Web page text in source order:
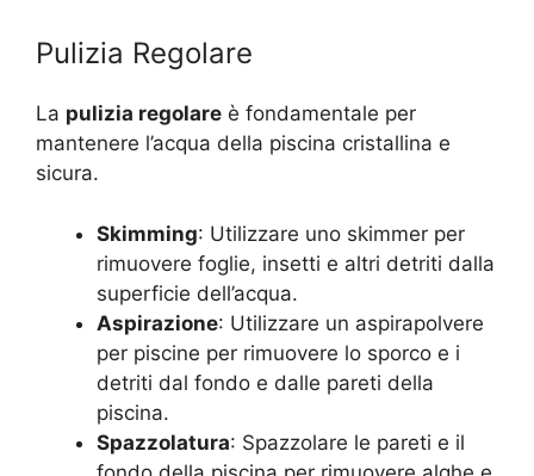
Pulizia Regolare
La pulizia regolare è fondamentale per
mantenere l’acqua della piscina cristallina e
sicura.
Skimming: Utilizzare uno skimmer per
rimuovere foglie, insetti e altri detriti dalla
superficie dell’acqua.
Aspirazione: Utilizzare un aspirapolvere
per piscine per rimuovere lo sporco e i
detriti dal fondo e dalle pareti della
piscina.
Spazzolatura: Spazzolare le pareti e il